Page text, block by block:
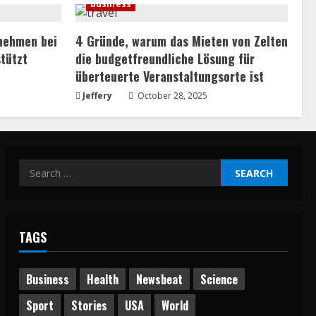
bei
Business
4 Gründe, warum das Mieten von Zelten
die budgetfreundliche Lösung für
überteuerte Veranstaltungsorte ist
Jeffery October 28, 2025
Search
for:
TAGS
Business Health Newsbeat
Science
Sport
Stories USA World